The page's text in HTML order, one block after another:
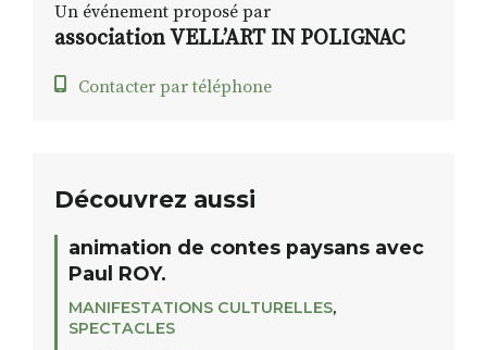
Un événement proposé par
association VELL’ART IN POLIGNAC
Contacter par téléphone
Découvrez aussi
animation de contes paysans avec
Paul ROY.
MANIFESTATIONS CULTURELLES,
SPECTACLES